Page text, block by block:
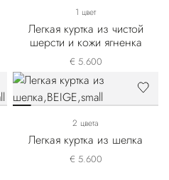
1 цвет
Легкая куртка из чистой
шерсти и кожи ягненка
€ 5.600
2 цвета
Легкая куртка из шелка
€ 5.600